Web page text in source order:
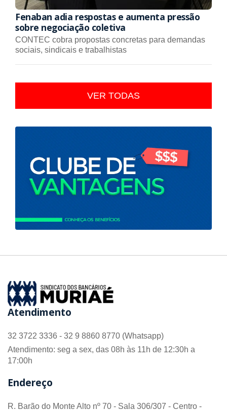
Fenaban adia respostas e aumenta pressão
sobre negociação coletiva
CONTEC cobra propostas concretas para demandas
sociais, sindicais e trabalhistas
VER TODAS
Atendimento
32 3722 3336 - 32 9 8860 8770 (Whatsapp)
Atendimento: seg a sex, das 08h às 11h de 12:30h a
17:00h
Endereço
R. Barão do Monte Alto nº 70 - Sala 306/307 - Centro -